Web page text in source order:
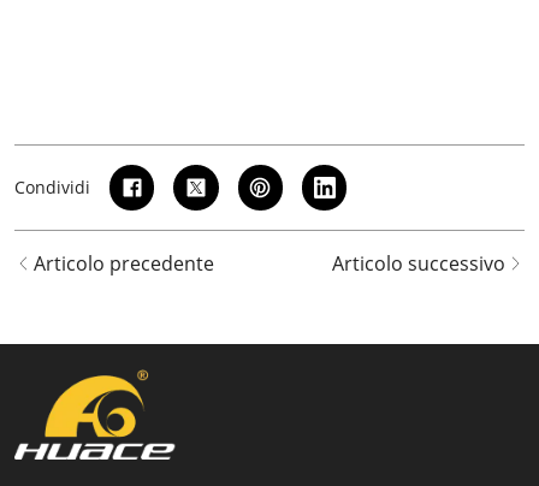
Condividi
Articolo precedente Articolo successivo